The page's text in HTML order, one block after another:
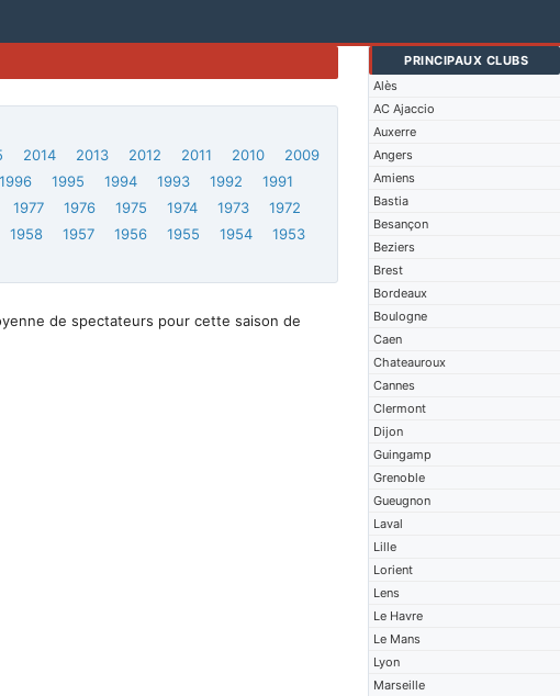
PRINCIPAUX CLUBS
Alès
AC Ajaccio
Auxerre
Angers
Amiens
Bastia
Besançon
Beziers
Brest
Bordeaux
Boulogne
Caen
Chateauroux
Cannes
Clermont
Dijon
Guingamp
Grenoble
Gueugnon
Laval
Lille
Lorient
Lens
Le Havre
Le Mans
Lyon
Marseille
2014 2013 2012 2011 2010
2009
1996 1995 1994 1993 1992
1991
1977 1976 1975 1974 1973
1972
1958 1957 1956 1955 1954
1953
de spectateurs pour cette saison de